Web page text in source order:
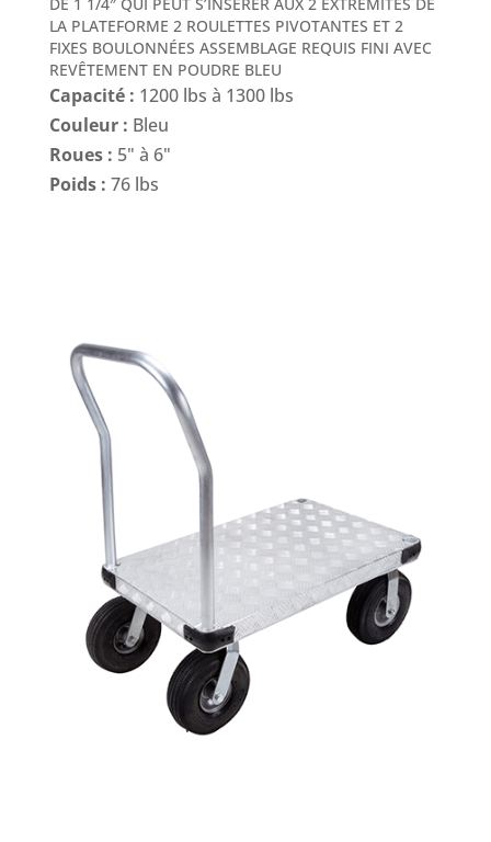
LA PLATEFORME 2 ROULETTES PIVOTANTES ET 2
FIXES BOULONNÉES ASSEMBLAGE REQUIS FINI AVEC
REVÊTEMENT EN POUDRE BLEU
Capacité : 1200 lbs à 1300 lbs
Couleur : Bleu
Roues : 5" à 6"
Poids : 76 lbs